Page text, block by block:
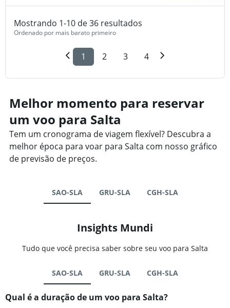
Mostrando 1-10 de 36 resultados
Ordenado por mais barato primeiro
1 2 3 4
Melhor momento para reservar
um voo para Salta
Tem um cronograma de viagem flexível? Descubra a
melhor época para voar para Salta com nosso gráfico
de previsão de preços.
SAO-SLA GRU-SLA CGH-SLA
Insights Mundi
Tudo que você precisa saber sobre seu voo para Salta
SAO-SLA GRU-SLA CGH-SLA
Qual é a duração de um voo para Salta?